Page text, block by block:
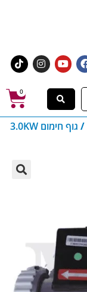
0
/ גוף חימום 3.0KW